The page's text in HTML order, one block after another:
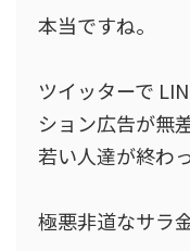
本当ですね。
ツイッターで
ション広告が無
若い人達が終わ
極悪非道なサラ